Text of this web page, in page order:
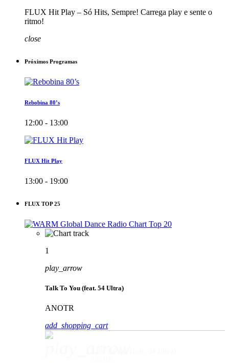
FLUX Hit Play – Só Hits, Sempre! Carrega play e sente o
ritmo!
close
Próximos Programas
Rebobina 80’s
12:00 - 13:00
FLUX Hit Play
13:00 - 19:00
FLUX TOP 25
1
play_arrow
Talk To You (feat. 54 Ultra)
ANOTR
add_shopping_cart